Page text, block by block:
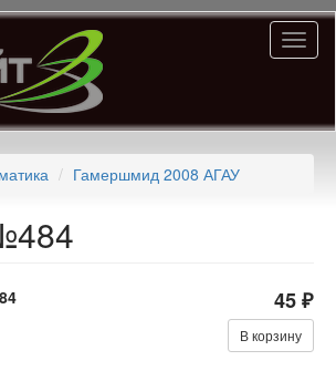
Гамершмид 2008 АГАУ
45 ₽
В корзину